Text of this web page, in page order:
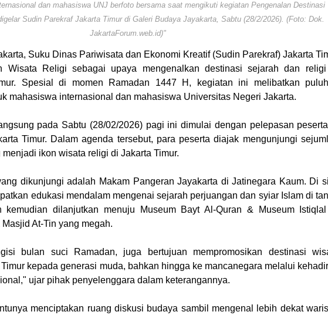
dan mahasiswa UNJ berfoto bersama saat mengikuti kegiatan Pengenalan Destinasi
Sudin Parekraf Jakarta Timur di Galeri Budaya Jayakarta, Sabtu (28/2/2026). (Foto: Dok.
JakartaForum.web.id)"
Suku Dinas Pariwisata dan Ekonomi Kreatif (Sudin Parekraf) Jakarta
Wisata Religi sebagai upaya mengenalkan destinasi sejarah dan
Spesial di momen Ramadan 1447 H, kegiatan ini melibatkan
mahasiswa internasional dan mahasiswa Universitas Negeri Jakarta.
pada Sabtu (28/02/2026) pagi ini dimulai dengan pelepasan
Timur. Dalam agenda tersebut, para peserta diajak mengunjungi
ikon wisata religi di Jakarta Timur.
dikunjungi adalah Makam Pangeran Jayakarta di Jatinegara Kaum. Di
edukasi mendalam mengenai sejarah perjuangan dan syiar Islam di
kemudian dilanjutkan menuju Museum Bayt Al-Quran & Museum
At-Tin yang megah.
bulan suci Ramadan, juga bertujuan mempromosikan destinasi
kepada generasi muda, bahkan hingga ke mancanegara melalui
ujar pihak penyelenggara dalam keterangannya.
menciptakan ruang diskusi budaya sambil mengenal lebih dekat